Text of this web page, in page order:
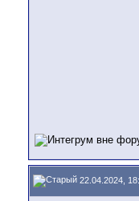
22.04.2024,